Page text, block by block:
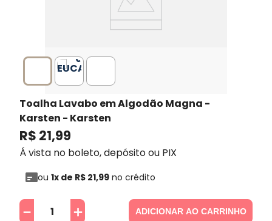
Toalha Lavabo em Algodão Magna -
Karsten - Karsten
R$ 21,99
Á vista no boleto, depósito ou PIX
ou 1x de R$ 21,99 no crédito
＋
－ ADICIONAR AO CARRINHO